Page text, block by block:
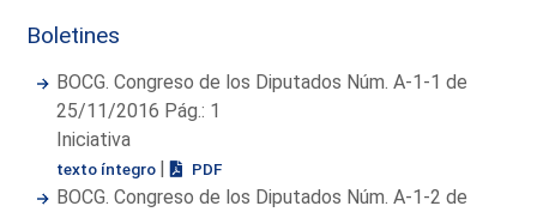
Boletines
BOCG. Congreso de los Diputados Núm. A-1-1 de
25/11/2016 Pág.: 1
Iniciativa
texto íntegro | PDF
BOCG. Congreso de los Diputados Núm. A-1-2 de